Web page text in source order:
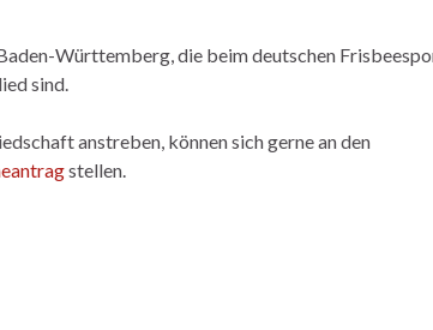
Württemberg, die beim deutschen
sind.
anstreben, können sich gerne an den
stellen.